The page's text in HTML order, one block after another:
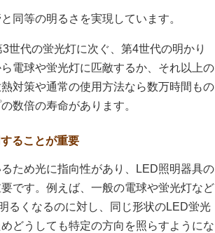
同等の明るさを実現しています。
世代の蛍光灯に次ぐ、第4世代の明かり
電球や蛍光灯に匹敵するか、それ以上の
対策や通常の使用方法なら数万時間もの
数倍の寿命があります。
ることが重要
ため光に指向性があり、LED照明器具の
です。例えば、一般の電球や蛍光灯など
るくなるのに対し、同じ形状のLED蛍光
どうしても特定の方向を照らすようにな